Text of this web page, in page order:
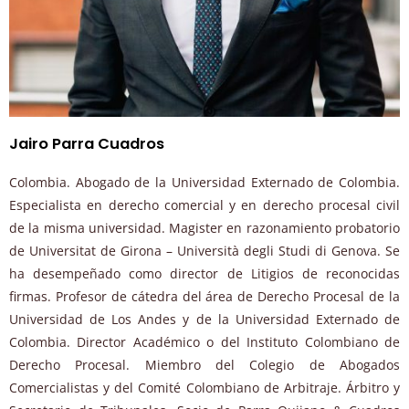
Jairo Parra Cuadros
Colombia. Abogado de la Universidad Externado de Colombia.
Especialista en derecho comercial y en derecho procesal civil
de la misma universidad. Magister en razonamiento probatorio
de Universitat de Girona – Università degli Studi di Genova. Se
ha desempeñado como director de Litigios de reconocidas
firmas. Profesor de cátedra del área de Derecho Procesal de la
Universidad de Los Andes y de la Universidad Externado de
Colombia. Director Académico o del Instituto Colombiano de
Derecho Procesal. Miembro del Colegio de Abogados
Comercialistas y del Comité Colombiano de Arbitraje. Árbitro y